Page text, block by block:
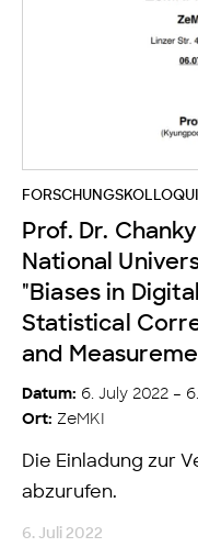
Prof. Dr.
National
"Biases in
Statistical
and
Datum: 6. July 2022 –
Ort: ZeMKI
Die Einladung zur
abzurufen.
6. Juli 2022